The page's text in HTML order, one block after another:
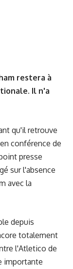
restera à
Il n'a
qu'il retrouve
conférence de
presse
sur l'absence
avec la
depuis
totalement
l'Atletico de
importante